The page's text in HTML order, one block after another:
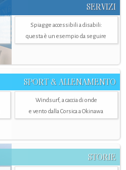
SERVIZI
Spiagge accessibili a disabili:
questa è un esempio da seguire
SPORT & ALLENAMENTO
Windsurf, a caccia di onde
e vento dalla Corsica a Okinawa
STORIE